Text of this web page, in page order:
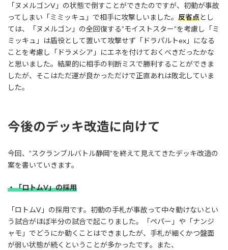
「ヌメルゴンV」の状態で倒すことができたのですが、初動が事故
ってしまい「ミミッキュ」で相手に攻撃しいました。 反省点とし
ては、「ヌメルゴン」の全回復する”モイストスター”を考慮し「ミ
ミッキュ」は盾役として置いて攻撃せず「ドラパルトex」になる
ことを考慮し「ドラメシア」にエネを付けておくべきだったかな
と思いました。結果的に相手の判断ミスで勝利することができま
したが、そこはただ運が良かっただけで正直あれは敗北していま
した。
今後のデッキ改造に向けて
今回、”スクランブルバトル静岡”を終えて見えてきたデッキ改造の
案を書いていきます。
・「ロトムV」の採用
「ロトムV」の採用です。初動の手札が事故って中々動けないとい
う試合がほぼ半分の試合で起こりました。「ペパー」や「ナンジ
ャモ」でどうにか動くことはできましたが、手札が細くかつ盤面
が弱い状態が続くということが多かったです。また、